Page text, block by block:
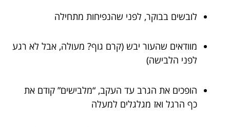
לובשים בבוקר, לפני שהנפיחות מתחילה
מוודאים שהעור יבש (קרם גוף? מעולה, אבל לא רגע
לפני הלבישה)
הופכים את הגרב עד העקב, “מלבישים” קודם את
כף הרגל ואז מגלגלים למעלה